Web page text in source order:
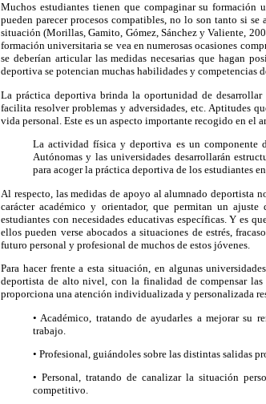
Muchos estudiantes tienen que compaginar su
pueden parecer procesos compatibles, no lo son tanto si
situación (Morillas, Gamito, Gómez, Sánchez y Valiente,
formación universitaria se vea en numerosas ocasiones
se deberían articular las medidas necesarias que hagan
deportiva se potencian muchas habilidades y competencias
La práctica deportiva brinda la oportunidad de desarrollar
facilita resolver problemas y adversidades, etc. Aptitudes
vida personal. Este es un aspecto importante recogido en
La actividad física y deportiva es un componente
Autónomas y las universidades desarrollarán
para acoger la práctica deportiva de los estudiantes
Al respecto, las medidas de apoyo al alumnado deportista
carácter académico y orientador, que permitan un
estudiantes con necesidades educativas específicas. Y es
ellos pueden verse abocados a situaciones de estrés,
futuro personal y profesional de muchos de estos jóvenes.
Para hacer frente a esta situación, en algunas
deportista de alto nivel, con la finalidad de compensar
proporciona una atención individualizada y personalizada
• Académico, tratando de ayudarles a mejorar su
trabajo.
• Profesional, guiándoles sobre las distintas salidas
• Personal, tratando de canalizar la situación
competitivo.